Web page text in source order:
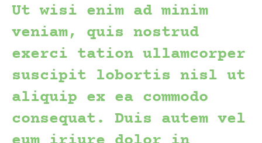
Ut wisi enim ad minim
veniam, quis nostrud
exerci tation ullamcorper
suscipit lobortis nisl ut
aliquip ex ea commodo
consequat. Duis autem vel